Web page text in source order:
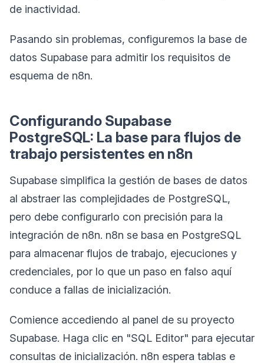
de inactividad.
Pasando sin problemas, configuremos la base de
datos Supabase para admitir los requisitos de
esquema de n8n.
Configurando Supabase
PostgreSQL: La base para flujos de
trabajo persistentes en n8n
Supabase simplifica la gestión de bases de datos
al abstraer las complejidades de PostgreSQL,
pero debe configurarlo con precisión para la
integración de n8n. n8n se basa en PostgreSQL
para almacenar flujos de trabajo, ejecuciones y
credenciales, por lo que un paso en falso aquí
conduce a fallas de inicialización.
Comience accediendo al panel de su proyecto
Supabase. Haga clic en "SQL Editor" para ejecutar
consultas de inicialización. n8n espera tablas e